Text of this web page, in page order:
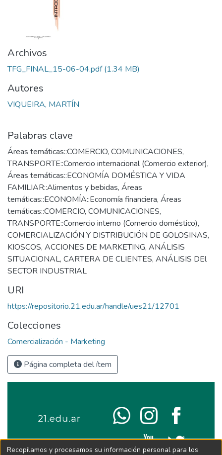
Archivos
TFG_FINAL_15-06-04.pdf(1.34 MB)
Autores
VIQUEIRA, MARTÍN
Palabras clave
Áreas temáticas::COMERCIO, COMUNICACIONES,
TRANSPORTE::Comercio internacional (Comercio exterior),
Áreas temáticas::ECONOMÍA DOMÉSTICA Y VIDA
FAMILIAR::Alimentos y bebidas, Áreas
temáticas::ECONOMÍA::Economía financiera, Áreas
temáticas::COMERCIO, COMUNICACIONES,
TRANSPORTE::Comercio interno (Comercio doméstico),
COMERCIALIZACIÓN Y DISTRIBUCIÓN DE GOLOSINAS,
KIOSCOS, ACCIONES DE MARKETING, ANÁLISIS
SITUACIONAL, CARTERA DE CLIENTES, ANÁLISIS DEl
SECTOR INDUSTRIAL
URI
https://repositorio.21.edu.ar/handle/ues21/12701
Colecciones
Comercialización - Marketing
Página completa del ítem
Recopilamos y procesamos su información personal para los